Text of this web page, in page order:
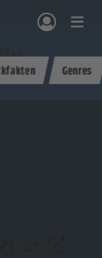
SHOPPEN
Genres